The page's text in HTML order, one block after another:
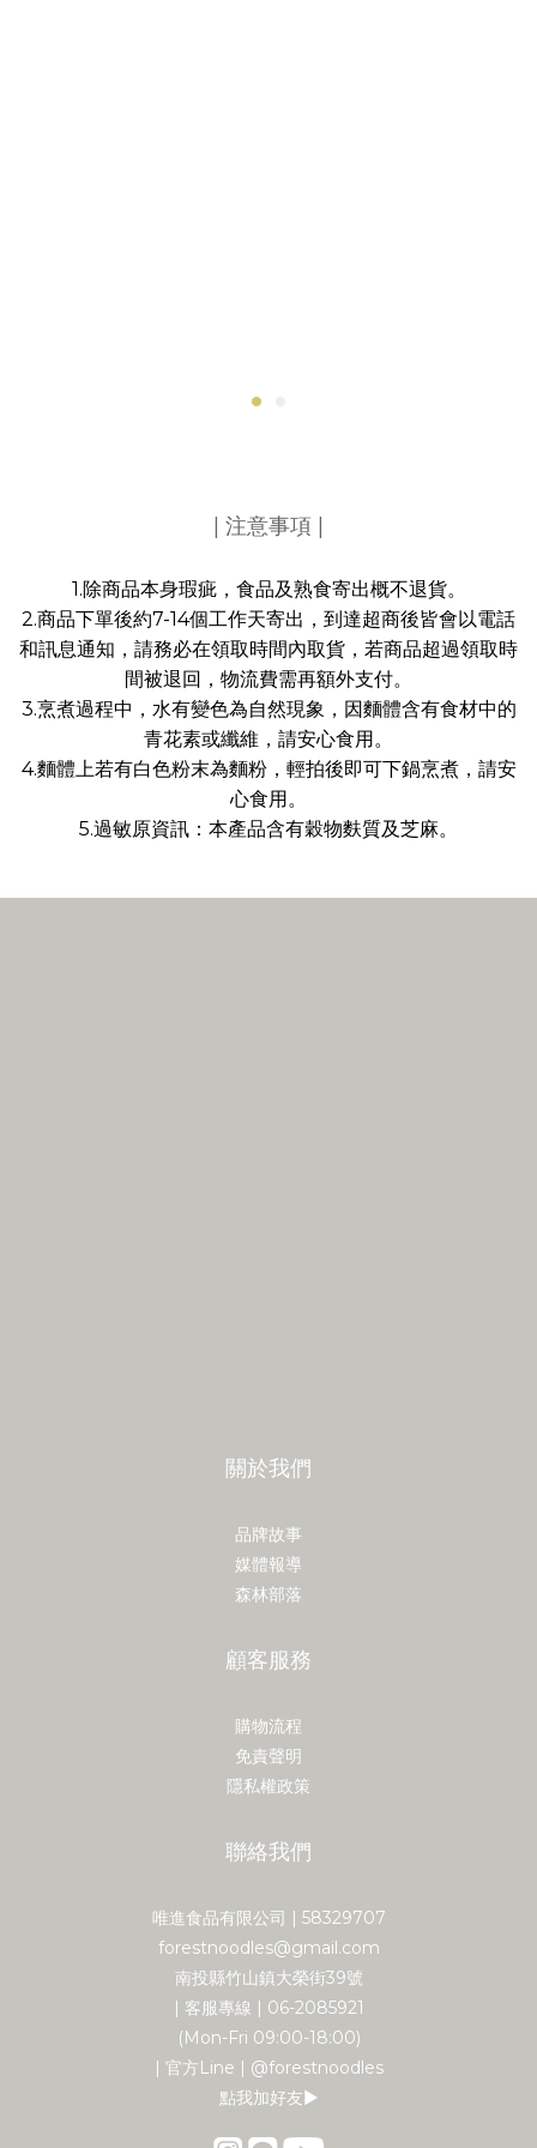
| 注意事項 |
1.除商品本身瑕疵，食品及熟食寄出概不退貨。
2.商品下單後約7-14個工作天寄出，到達超商後皆會以電話
和訊息通知，請務必在領取時間內取貨，若商品超過領取時
間被退回，物流費需再額外支付。
3.烹煮過程中，水有變色為自然現象，因麵體含有食材中的
青花素或纖維，請安心食用。
4.麵體上若有白色粉末為麵粉，輕拍後即可下鍋烹煮，請安
心食用。
5.過敏原資訊：本產品含有穀物麩質及芝麻。
關於我們
品牌故事
媒體報導
森林部落
顧客服務
購物流程
免責聲明
隱私權政策
聯絡我們
唯進食品有限公司 | 58329707
forestnoodles@gmail.com
南投縣竹山鎮大榮街39號
| 客服專線 | 06-2085921
(Mon-Fri 09:00-18:00)
| 官方Line | @forestnoodles
點我加好友▶︎